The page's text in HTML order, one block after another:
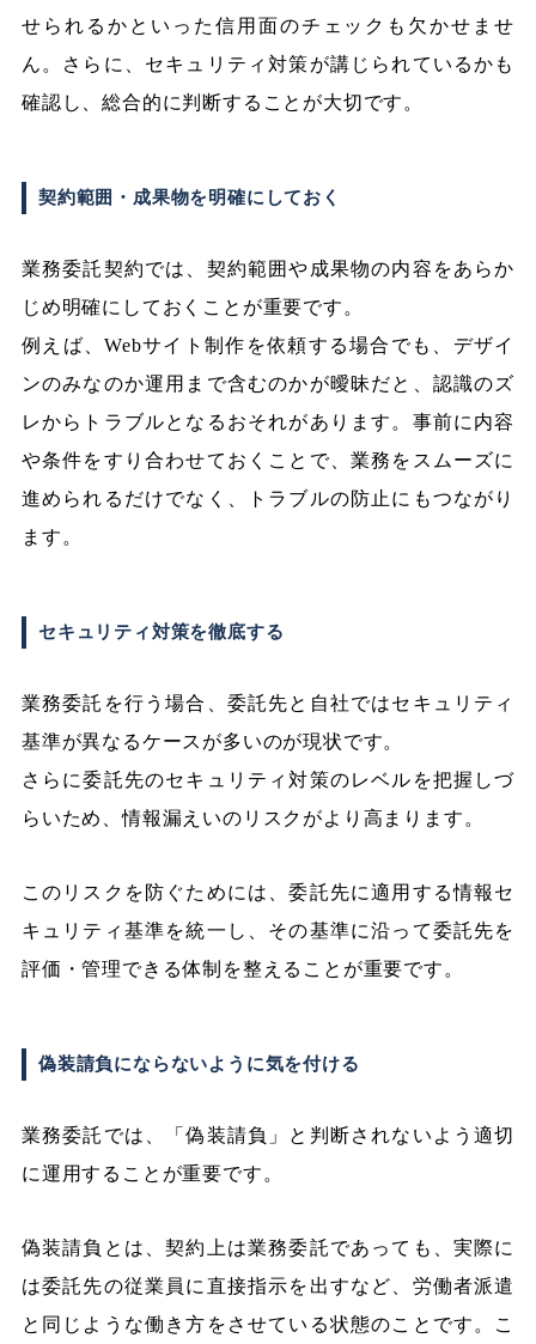
せられるかといった信用面のチェックも欠かせませ
ん。さらに、セキュリティ対策が講じられているかも
確認し、総合的に判断することが大切です。
契約範囲・成果物を明確にしておく
業務委託契約では、契約範囲や成果物の内容をあらか
じめ明確にしておくことが重要です。
例えば、Webサイト制作を依頼する場合でも、デザイ
ンのみなのか運用まで含むのかが曖昧だと、認識のズ
レからトラブルとなるおそれがあります。事前に内容
や条件をすり合わせておくことで、業務をスムーズに
進められるだけでなく、トラブルの防止にもつながり
ます。
セキュリティ対策を徹底する
業務委託を行う場合、委託先と自社ではセキュリティ
基準が異なるケースが多いのが現状です。
さらに委託先のセキュリティ対策のレベルを把握しづ
らいため、情報漏えいのリスクがより高まります。
このリスクを防ぐためには、委託先に適用する情報セ
キュリティ基準を統一し、その基準に沿って委託先を
評価・管理できる体制を整えることが重要です。
偽装請負にならないように気を付ける
業務委託では、「偽装請負」と判断されないよう適切
に運用することが重要です。
偽装請負とは、契約上は業務委託であっても、実際に
は委託先の従業員に直接指示を出すなど、労働者派遣
と同じような働き方をさせている状態のことです。こ